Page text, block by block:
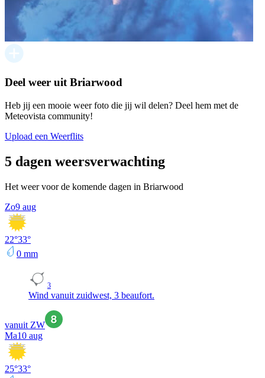
Deel weer uit Briarwood
Heb jij een mooie weer foto die jij wil delen? Deel hem met de
Meteovista community!
Upload een Weerflits
5 dagen weersverwachting
Het weer voor de komende dagen in Briarwood
Zo9 aug
22°33°
0 mm
3
Wind vanuit zuidwest, 3 beaufort.
vanuit ZW
Ma10 aug
25°33°